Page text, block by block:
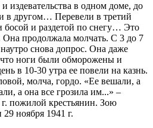
издевательства в одном доме, до
в другом… Перевели в третий
босой и раздетой по снегу… Это
Она продолжала молчать. С 3 до 7
снова допрос. Она даже
что ноги были обморожены и
в 10-30 утра ее повели на казнь.
молча, гордо. «Ее вешали, а
а она все грозила им...» –
г. пожилой крестьянин. Зою
ноября 1941 г.